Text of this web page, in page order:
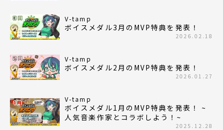
V-tamp
ボイスメダル3月のMVP特典を発表！
2026.02.18
V-tamp
ボイスメダル2月のMVP特典を発表！
2026.01.27
V-tamp
ボイスメダル1月のMVP特典を発表！ ~
人気音楽作家とコラボしよう！~
2025.12.28